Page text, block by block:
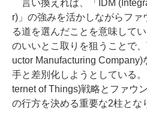
言い換えれば、「IDM
r)」の強みを活かしながらファ
る道を選んだことを意味して
のいいとこ取りを狙うことで
uctor Manufacturing Company)
手と差別化しようとしている
ternet of Things)戦略とファウ
の行方を決める重要な2柱とな